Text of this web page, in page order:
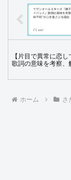
【片目で異常に恋
歌詞の意味を考察、
ホーム さ